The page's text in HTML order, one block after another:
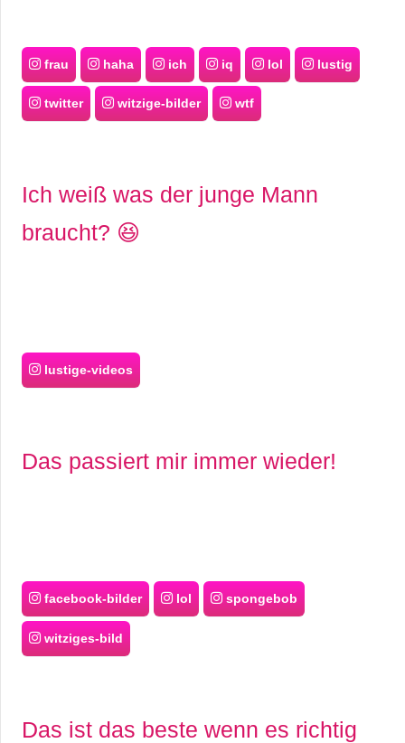
frau haha ich iq lol lustig
twitter witzige-bilder wtf
Ich weiß was der junge Mann
braucht? 😆
lustige-videos
Das passiert mir immer wieder!
facebook-bilder lol spongebob
witziges-bild
Das ist das beste wenn es richtig